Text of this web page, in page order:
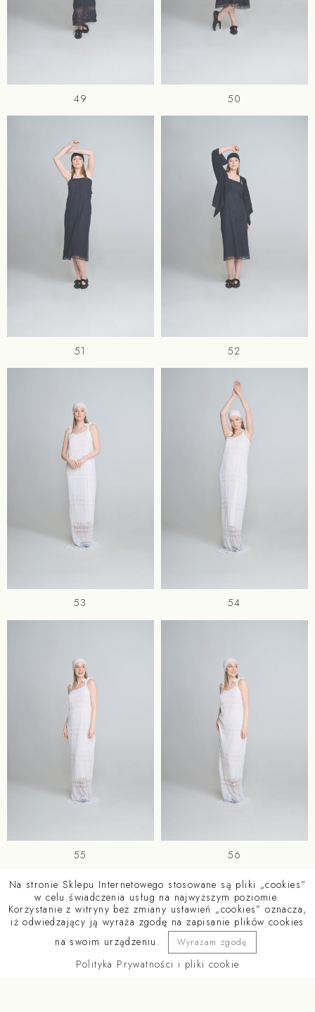
49 50
51 52
53 54
55 56
POLITYKA PRYWATNOŚCI
REGULAMIN
DOKUMENTY DO POBRANIA
Na stronie Sklepu Internetowego stosowane są pliki „cookies”
w celu świadczenia usług na najwyższym poziomie.
Korzystanie z witryny bez zmiany ustawień „cookies” oznacza,
iż odwiedzający ją wyraża zgodę na zapisanie plików cookies
na swoim urządzeniu.
Wyrażam zgodę
Polityka Prywatności i pliki cookie